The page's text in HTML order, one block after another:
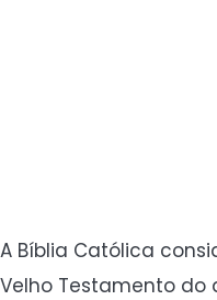
A Bíblia Católica
Velho Testamento do